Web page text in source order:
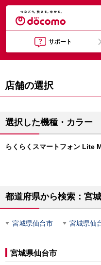
サポート
店舗の選択
選択した機種・カラー
らくらくスマートフォン Lite
都道府県から検索：宮
宮城県仙台市 宮城県仙
宮城県仙台市